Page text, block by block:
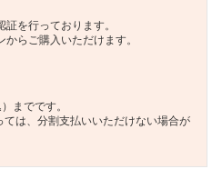
証を行っております。
らご購入いただけます。
までです。
は、分割支払いいただけない場合が